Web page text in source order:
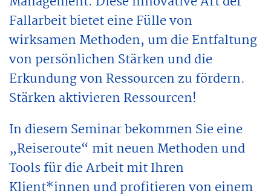
Fallarbeit bietet eine Fülle von
wirksamen Methoden, um die Entfaltung
von persönlichen Stärken und die
Erkundung von Ressourcen zu fördern.
Stärken aktivieren Ressourcen!
In diesem Seminar bekommen Sie eine
„Reiseroute“ mit neuen Methoden und
Tools für die Arbeit mit Ihren
Klient*innen und profitieren von einem